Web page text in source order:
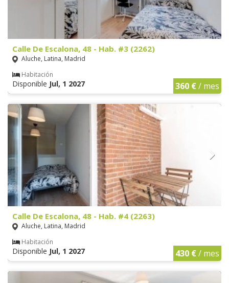
Calle De Escalona, 48 - Hab. #3 (2262)
Aluche, Latina, Madrid
Habitación
Disponible Jul, 1 2027 360 €/ mes
Calle De Escalona, 48 - Hab. #4 (2263)
Aluche, Latina, Madrid
Habitación
Disponible Jul, 1 2027 430 €/ mes